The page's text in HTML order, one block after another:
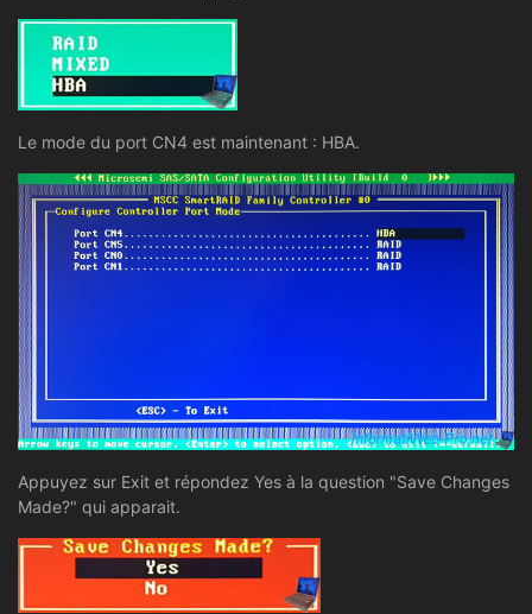
Le mode du port CN4 est maintenant : HBA.
Appuyez sur Exit et répondez Yes à la question "Save Changes
Made?" qui apparait.